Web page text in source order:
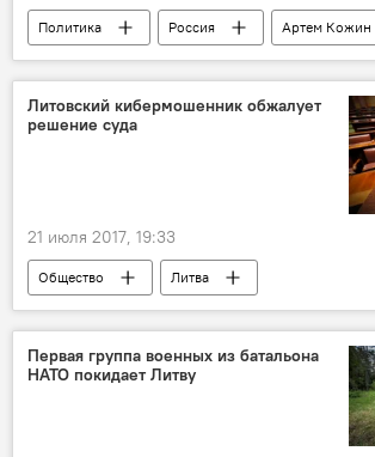
Политика Россия
Артем Кожин
МИД России
Третий рейх
советский период истории
Инфографика
Литовский кибермошенник обжалует
решение суда
21 июля 2017, 19:33
Общество
Литва
Снегуоле Ужданавичене
Вильнюсский апелляционный суд
апелляция
суд
Первая группа военных из батальона
НАТО покидает Литву